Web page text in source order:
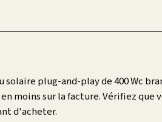
solaire plug-and-play de 400 Wc
en moins sur la facture. Vérifiez
d'acheter.